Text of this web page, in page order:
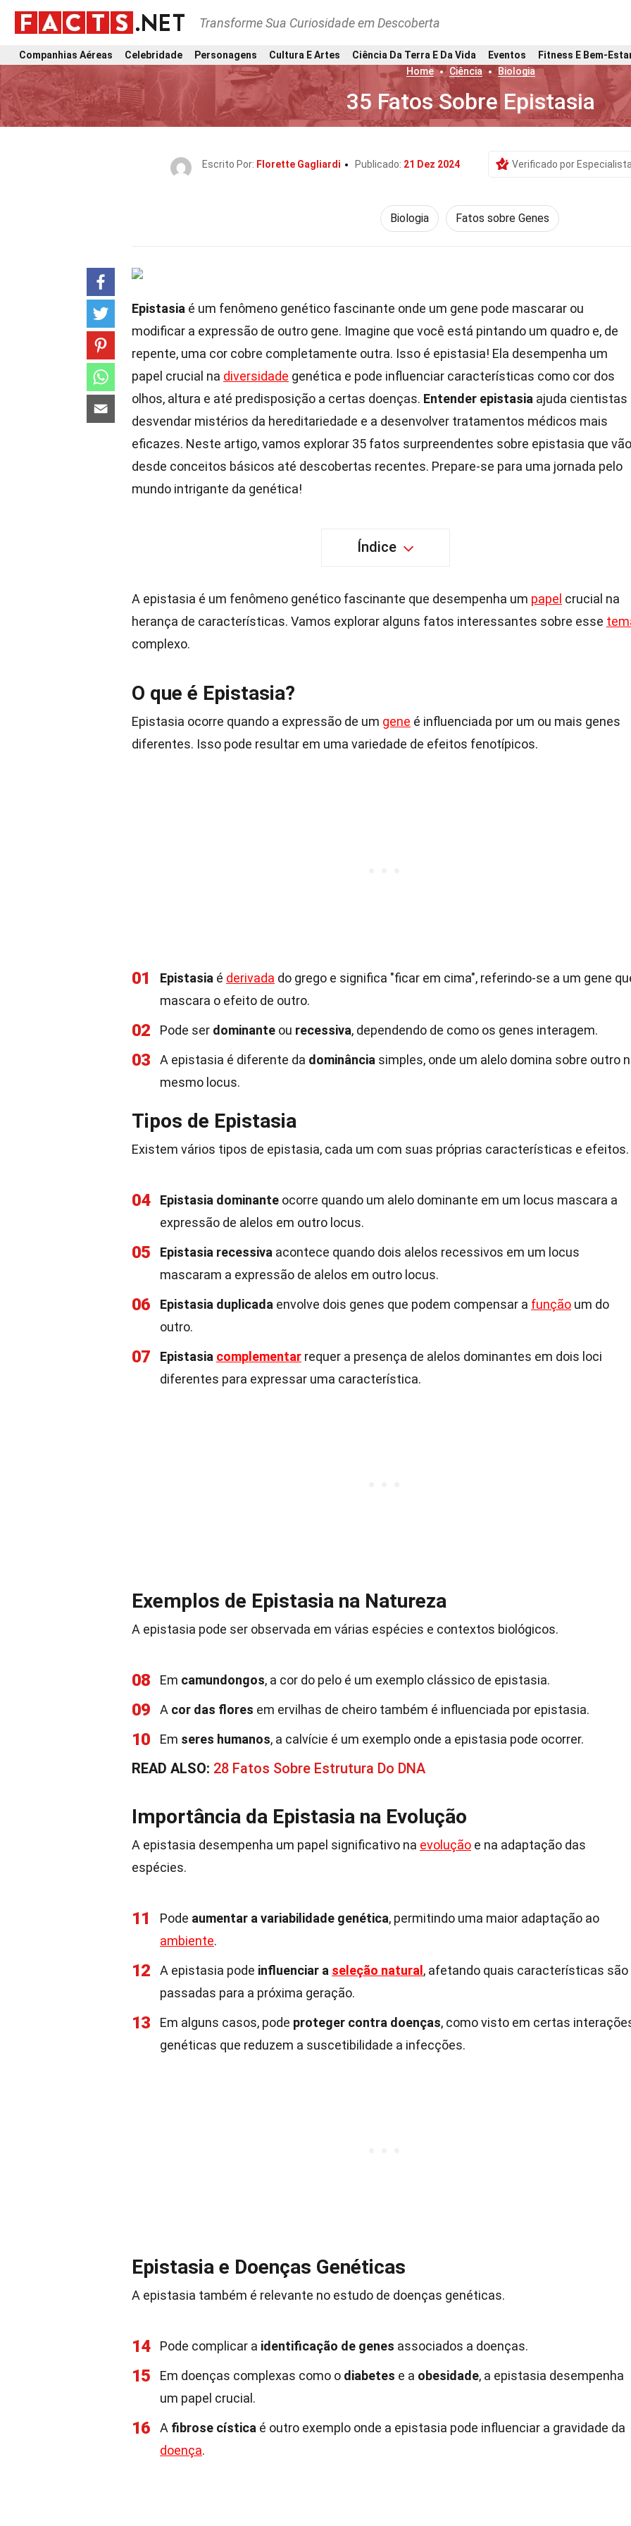
Transforme Sua Curiosidade em Descoberta
Companhias Aéreas Celebridade Personagens Cultura E Artes Ciência Da Terra E Da Vida Eventos
Fitness E Bem-
Home
Ciência Biologia
35 Fatos Sobre Epistasia
Escrito Por: Florette Gagliardi Publicado: 21 Dez 2024 Verificado por
Biologia Fatos sobre Genes
Epistasia é um fenômeno genético fascinante onde um gene pode mascarar ou
modificar a expressão de outro gene. Imagine que você está pintando um quadro e, de
repente, uma cor cobre completamente outra. Isso é epistasia! Ela desempenha um
papel crucial na diversidade genética e pode influenciar características como cor dos
olhos, altura e até predisposição a certas doenças. Entender epistasia ajuda cientistas
desvendar mistérios da hereditariedade e a desenvolver tratamentos médicos mais
eficazes. Neste artigo, vamos explorar 35 fatos surpreendentes sobre epistasia que vão
desde conceitos básicos até descobertas recentes. Prepare-se para uma jornada pelo
mundo intrigante da genética!
Índice
A epistasia é um fenômeno genético fascinante que desempenha um papel crucial na
herança de características. Vamos explorar alguns fatos interessantes sobre esse
complexo.
O que é Epistasia?
Epistasia ocorre quando a expressão de um gene é influenciada por um ou mais genes
diferentes. Isso pode resultar em uma variedade de efeitos fenotípicos.
01 Epistasia é derivada do grego e significa "ficar em cima", referindo-se a um gene
mascara o efeito de outro.
02 Pode ser dominante ou recessiva, dependendo de como os genes interagem.
03 A epistasia é diferente da dominância simples, onde um alelo domina sobre outro
mesmo locus.
Tipos de Epistasia
Existem vários tipos de epistasia, cada um com suas próprias características e efeitos.
04 Epistasia dominante ocorre quando um alelo dominante em um locus mascara a
expressão de alelos em outro locus.
05 Epistasia recessiva acontece quando dois alelos recessivos em um locus
mascaram a expressão de alelos em outro locus.
06 Epistasia duplicada envolve dois genes que podem compensar a função um do
outro.
07 Epistasia complementar requer a presença de alelos dominantes em dois loci
diferentes para expressar uma característica.
Exemplos de Epistasia na Natureza
A epistasia pode ser observada em várias espécies e contextos biológicos.
08 Em camundongos, a cor do pelo é um exemplo clássico de epistasia.
09 A cor das flores em ervilhas de cheiro também é influenciada por epistasia.
10 Em seres humanos, a calvície é um exemplo onde a epistasia pode ocorrer.
READ ALSO: 28 Fatos Sobre Estrutura Do DNA
Importância da Epistasia na Evolução
A epistasia desempenha um papel significativo na evolução e na adaptação das
espécies.
11 Pode aumentar a variabilidade genética, permitindo uma maior adaptação ao
ambiente.
12 A epistasia pode influenciar a seleção natural , afetando quais características são
passadas para a próxima geração.
13 Em alguns casos, pode proteger contra doenças, como visto em certas
genéticas que reduzem a suscetibilidade a infecções.
Epistasia e Doenças Genéticas
A epistasia também é relevante no estudo de doenças genéticas.
14 Pode complicar a identificação de genes associados a doenças.
15 Em doenças complexas como o diabetes e a obesidade, a epistasia desempenha
um papel crucial.
16 A fibrose cística é outro exemplo onde a epistasia pode influenciar a gravidade da
doença.